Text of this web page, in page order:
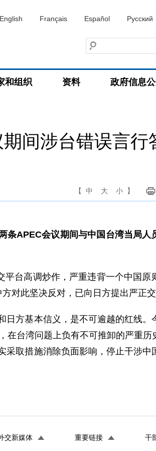
English Français Español Русский
和组织 资料 政府信息
间涉台错误言行
【 中 大 小 】
条APEC会议期间与中国台湾当局人
台高调炒作，严重违背一个中国原
对此坚决反对，已向日方提出严正交
方基本信义，是不可逾越的红线。
在台湾问题上负有不可推卸的严重历
取措施消除负面影响，停止干涉中
交新媒体 重要链接 干